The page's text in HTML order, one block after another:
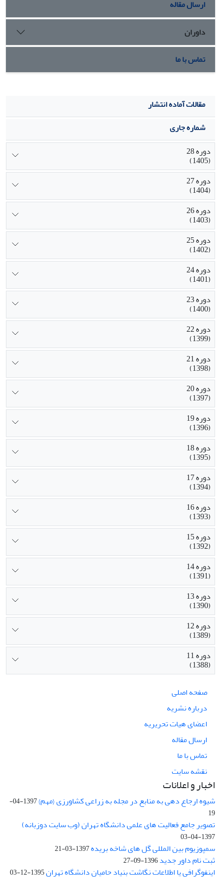
ارسال مقاله
داوران
تماس با ما
مقالات آماده انتشار
شماره جاری
دوره 28
(1405)
دوره 27
(1404)
دوره 26
(1403)
دوره 25
(1402)
دوره 24
(1401)
دوره 23
(1400)
دوره 22
(1399)
دوره 21
(1398)
دوره 20
(1397)
دوره 19
(1396)
دوره 18
(1395)
دوره 17
(1394)
دوره 16
(1393)
دوره 15
(1392)
دوره 14
(1391)
دوره 13
(1390)
دوره 12
(1389)
دوره 11
(1388)
صفحه اصلی
درباره نشریه
اعضای هیات تحریریه
ارسال مقاله
تماس با ما
نقشه سایت
اخبار و اعلانات
شیوه ارجاع دهی به منابع در مجله به زراعی کشاورزی {مهم}
1397-04-
19
تصویر جامع فعالیت های علمی دانشگاه تهران (وب سایت دوزبانه)
1397-04-03
سمپوزیوم بین المللی گل های شاخه بریده1397-03-21
ثبت نام داور جدید1396-09-27
اینفوگرافی یا اطلاعات نگاشت بنیاد حامیان دانشگاه تهران1395-12-03